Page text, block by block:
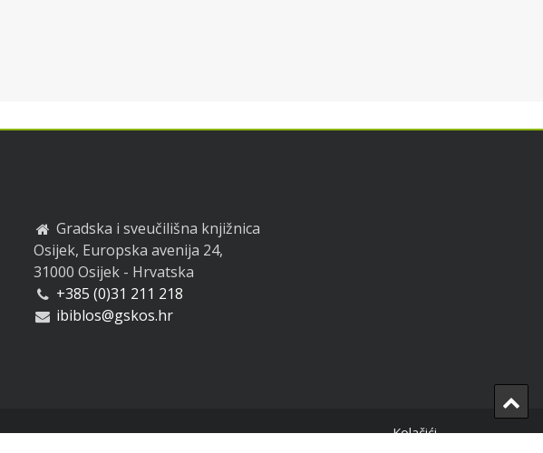
Gradska i sveučilišna knjižnica
Osijek, Europska avenija 24,
31000 Osijek - Hrvatska
+385 (0)31 211 218
ibiblos@gskos.hr
Kolačići
to